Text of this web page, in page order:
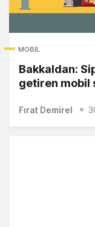
MOBIL
Bakkaldan:
getiren mobil
Fırat Demirel